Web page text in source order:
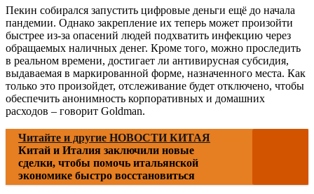
Пекин собирался запустить цифровые деньги ещё до начала
пандемии. Однако закрепление их теперь может произойти
быстрее из-за опасений людей подхватить инфекцию через
обращаемых наличных денег. Кроме того, можно проследить
в реальном времени, достигает ли антивирусная субсидия,
выдаваемая в маркированной форме, назначенного места. Как
только это произойдет, отслеживание будет отключено, чтобы
обеспечить анонимность корпоративных и домашних
расходов – говорит Goldman.
Читайте и другие НОВОСТИ КИТАЯ
Китай и Италия заключили новые
сделки, чтобы помочь итальянской
экономике быстро восстановиться